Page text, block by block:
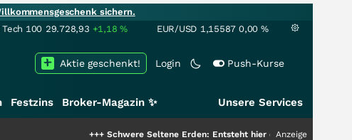
sichern.
Tech 100 29.728,93 +1,18% EUR/USD 1,15587 0,00 %
Login Push-Kurse
Aktie geschenkt!
Festzins Broker-Magazin ✨ Unsere Services
Schwere Seltene Erden: Entsteht hier die nächste Milliardenstory?
Anzeige